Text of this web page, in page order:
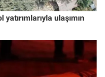
ulaşımın